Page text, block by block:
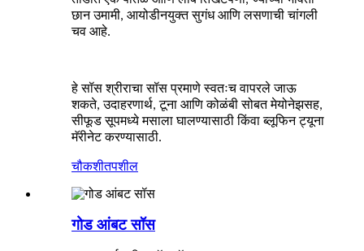
छान उमामी, आयोडीनयुक्त सुगंध आणि लसणाची चांगली
चव आहे.
हे सॉस श्रीराचा सॉस प्रमाणे स्वतःच वापरले जाऊ
शकते, उदाहरणार्थ, टूना आणि कोळंबी सोबत मेयोनेझसह,
सीफूड सूपमध्ये मसाला घालण्यासाठी किंवा ब्लूफिन ट्यूना
मॅरीनेट करण्यासाठी.
चौकशीतपशील
गोड आंबट सॉस